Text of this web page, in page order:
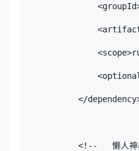
</
<!--   懒人